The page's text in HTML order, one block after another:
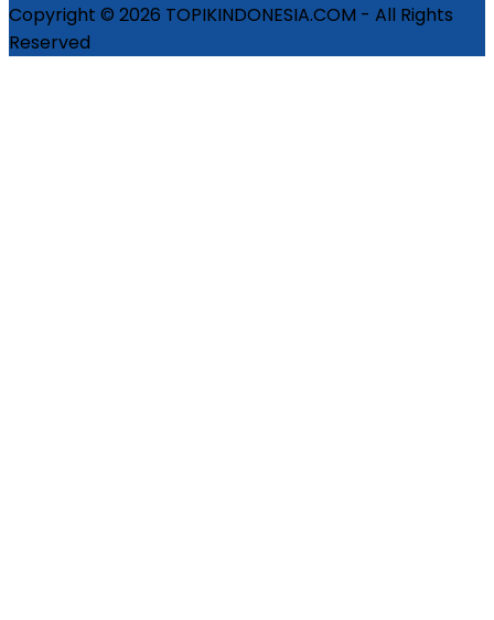
Copyright © 2026 TOPIKINDONESIA.COM - All Rights
Reserved